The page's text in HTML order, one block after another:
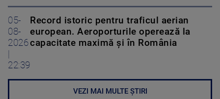
05-
08-
2026
22:39
Record istoric pentru traficul aerian
european. Aeroporturile operează la
capacitate maximă și în România
VEZI MAI MULTE ȘTIRI